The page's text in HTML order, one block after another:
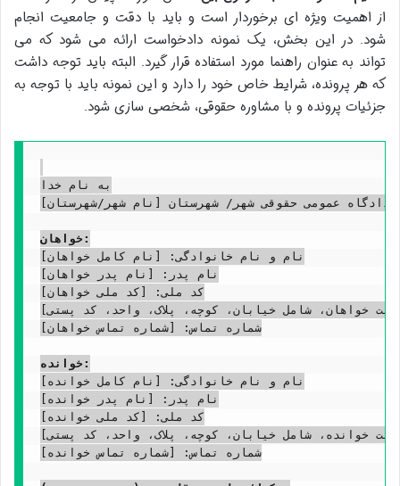
از اهمیت ویژه ای برخوردار است و باید با دقت و جامعیت انجام
شود. در این بخش، یک نمونه دادخواست ارائه می شود که می
تواند به عنوان راهنما مورد استفاده قرار گیرد. البته باید توجه داشت
که هر پرونده، شرایط خاص خود را دارد و این نمونه باید با توجه به
جزئیات پرونده و با مشاوره حقوقی، شخصی سازی شود.
به نام خدا
دادگاه عمومی حقوقی شهر/ شهرستان [نام شهر/شهرستان]
خواهان:
نام و نام خانوادگی: [نام کامل خواهان]
نام پدر: [نام پدر خواهان]
کد ملی: [کد ملی خواهان]
خواهان، شامل خیابان، کوچه، پلاک، واحد، کد پستی]
شماره تماس: [شماره تماس خواهان]
خوانده:
نام و نام خانوادگی: [نام کامل خوانده]
نام پدر: [نام پدر خوانده]
کد ملی: [کد ملی خوانده]
خوانده، شامل خیابان، کوچه، پلاک، واحد، کد پستی]
شماره تماس: [شماره تماس خوانده]